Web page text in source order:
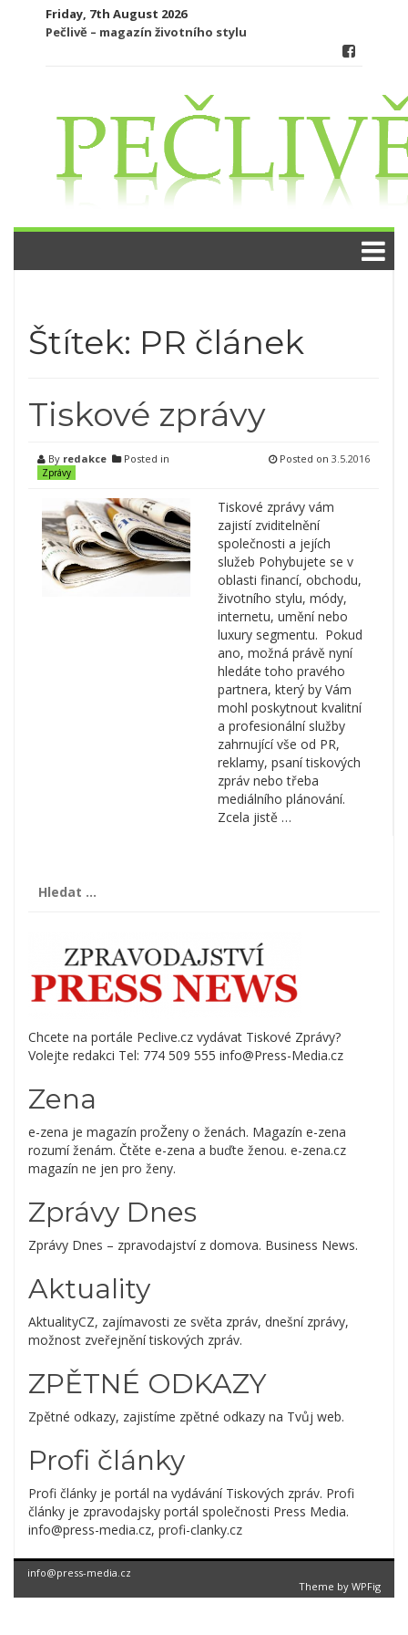
Friday, 7th August 2026
Pečlivě – magazín životního stylu
Štítek: PR článek
Tiskové zprávy
By redakce Posted in
Zprávy
Posted on 3.5.2016
Tiskové zprávy vám
zajistí zviditelnění
společnosti a jejích
služeb Pohybujete se v
oblasti financí, obchodu,
životního stylu, módy,
internetu, umění nebo
luxury segmentu. Pokud
ano, možná právě nyní
hledáte toho pravého
partnera, který by Vám
mohl poskytnout kvalitní
a profesionální služby
zahrnující vše od PR,
reklamy, psaní tiskových
zpráv nebo třeba
mediálního plánování.
Zcela jistě …
Chcete na portále Peclive.cz vydávat Tiskové Zprávy?
Volejte redakci Tel: 774 509 555 info@Press-Media.cz
Zena
e-zena je magazín proŽeny o ženách. Magazín e-zena
rozumí ženám. Čtěte e-zena a buďte ženou. e-zena.cz
magazín ne jen pro ženy.
Zprávy Dnes
Zprávy Dnes – zpravodajství z domova. Business News.
Aktuality
AktualityCZ, zajímavosti ze světa zpráv, dnešní zprávy,
možnost zveřejnění tiskových zpráv.
ZPĚTNÉ ODKAZY
Zpětné odkazy, zajistíme zpětné odkazy na Tvůj web.
Profi články
Profi články je portál na vydávání Tiskových zpráv. Profi
články je zpravodajsky portál společnosti Press Media.
info@press-media.cz, profi-clanky.cz
info@press-media.cz
Theme by WPFig